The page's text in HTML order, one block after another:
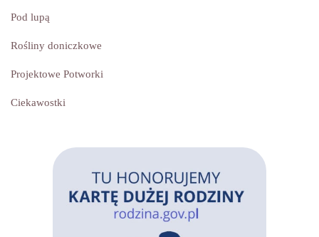
Pod lupą
Rośliny doniczkowe
Projektowe Potworki
Ciekawostki